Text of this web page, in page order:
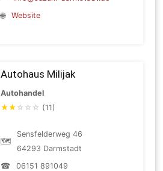
🌐
Website
Autohaus Milijak
Autohandel
★★ ☆ ☆ ☆ (11)
🗺
Sensfelderweg 46
64293 Darmstadt
☎
06151 891049